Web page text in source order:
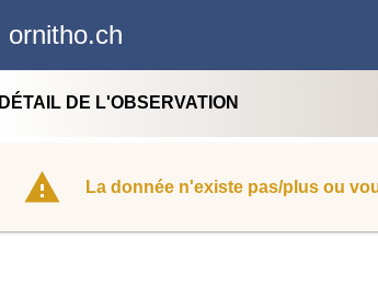
ornitho.ch
DÉTAIL DE L'OBSERVATION
La donnée n'existe pas/plus ou